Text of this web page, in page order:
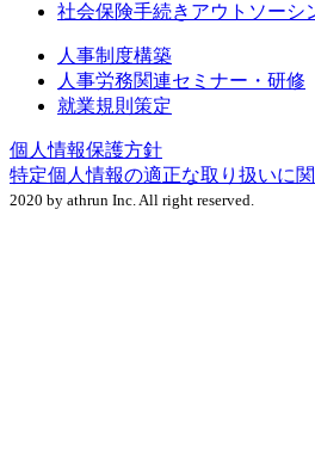
社会保険手続きアウトソーシ
人事制度構築
人事労務関連セミナー・研修
就業規則策定
個人情報保護方針
特定個人情報の適正な取り扱いに
2020 by athrun Inc. All right reserved.